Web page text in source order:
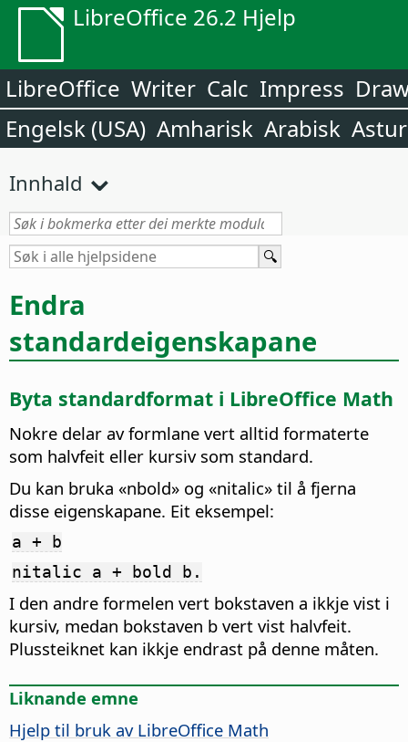
LibreOffice 26.2 Hjelp
LibreOffice Writer Calc Impress
Engelsk (USA) Amharisk Arabisk
Innhald
Endra
standardeigenskapane
Byta standardformat i LibreOffice Math
Nokre delar av formlane vert alltid formaterte
som halvfeit eller kursiv som standard.
Du kan bruka «nbold» og «nitalic» til å fjerna
disse eigenskapane. Eit eksempel:
a + b
nitalic a + bold b.
I den andre formelen vert bokstaven a ikkje vist i
kursiv, medan bokstaven b vert vist halvfeit.
Plussteiknet kan ikkje endrast på denne måten.
Liknande emne
Hjelp til bruk av LibreOffice Math